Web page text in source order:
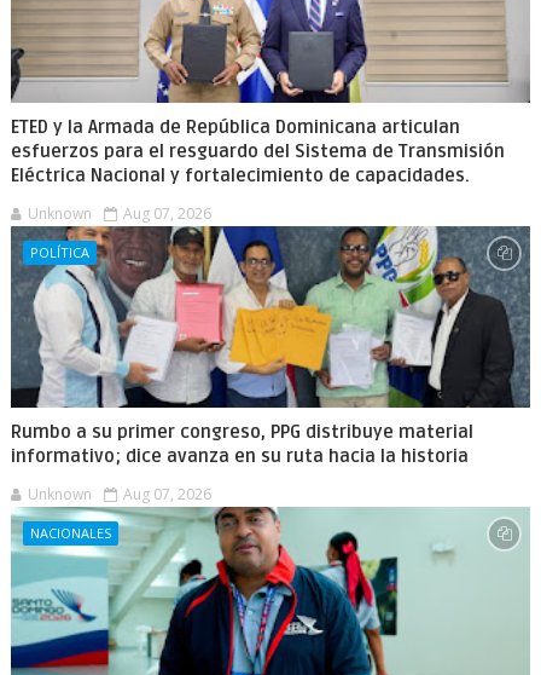
ETED y la Armada de República Dominicana articulan
esfuerzos para el resguardo del Sistema de Transmisión
Eléctrica Nacional y fortalecimiento de capacidades.
Unknown Aug 07, 2026
POLÍTICA
Rumbo a su primer congreso, PPG distribuye material
informativo; dice avanza en su ruta hacia la historia
Unknown Aug 07, 2026
NACIONALES